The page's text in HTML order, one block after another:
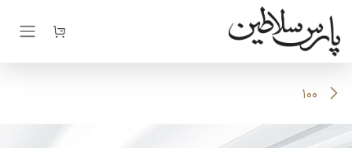
صرف نظر و مشاهده محتوا